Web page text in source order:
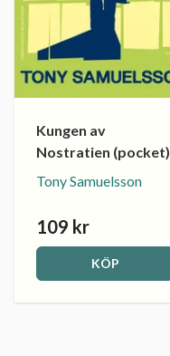
Kungen av
Nostratien (pocket)
Tony Samuelsson
109 kr
KÖP